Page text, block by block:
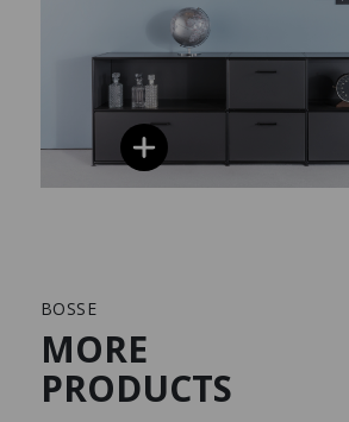
BOSSE
MORE
PRODUCTS